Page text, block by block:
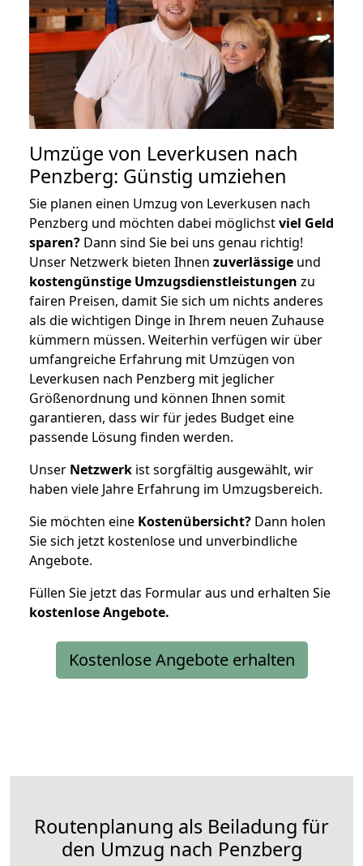
Umzüge von Leverkusen nach
Penzberg: Günstig umziehen
Sie planen einen Umzug von Leverkusen nach
Penzberg und möchten dabei möglichstviel Geld
sparen? Dann sind Sie bei uns genau richtig!
Unser Netzwerk bieten Ihnen zuverlässige und
kostengünstige Umzugsdienstleistungen zu
fairen Preisen, damit Sie sich um nichts anderes
als die wichtigen Dinge in Ihrem neuen Zuhause
kümmern müssen. Weiterhin verfügen wir über
umfangreiche Erfahrung mit Umzügen von
Leverkusen nach Penzberg mit jeglicher
Größenordnung und können Ihnen somit
garantieren, dass wir für jedes Budget eine
passende Lösung finden werden.
Unser Netzwerk ist sorgfältig ausgewählt, wir
haben viele Jahre Erfahrung im Umzugsbereich.
Sie möchten eine Kostenübersicht? Dann holen
Sie sich jetzt kostenlose und unverbindliche
Angebote.
Füllen Sie jetzt das Formular aus und erhalten Sie
kostenloseAngebote.
Kostenlose Angebote erhalten
Routenplanung als Beiladung für
den Umzug nach Penzberg